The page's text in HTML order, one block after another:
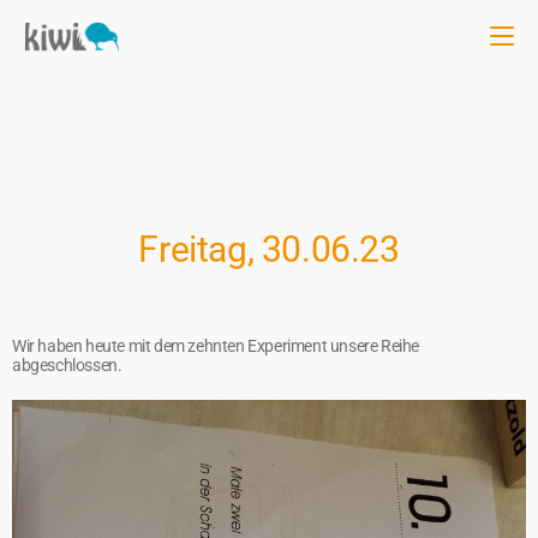
Freitag, 30.06.23
Wir haben heute mit dem zehnten Experiment unsere Reihe
abgeschlossen.